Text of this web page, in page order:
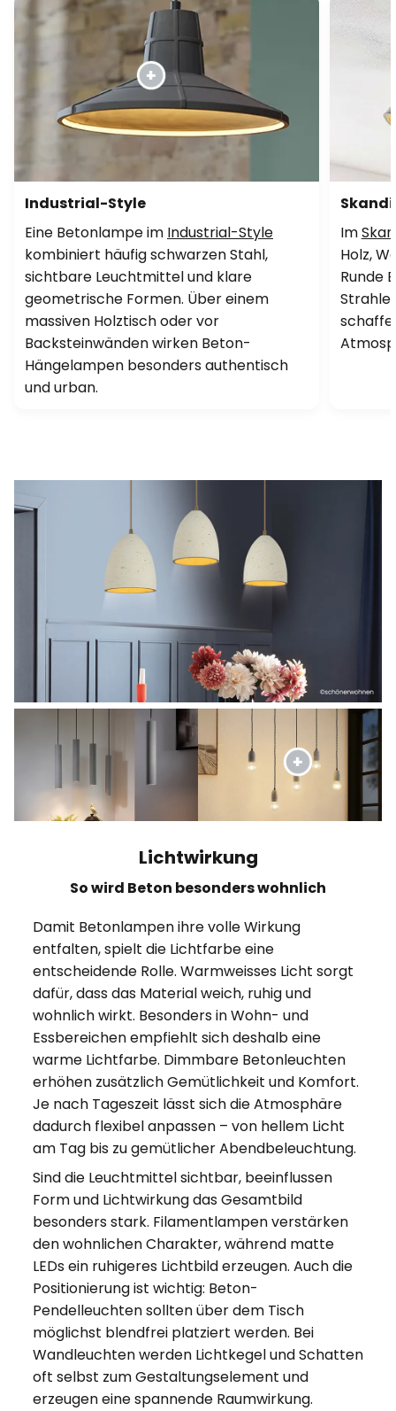
Industrial-Style
Eine Betonlampe im Industrial-Style
kombiniert häufig schwarzen Stahl,
sichtbare Leuchtmittel und klare
geometrische Formen. Über einem
massiven Holztisch oder vor
Backsteinwänden wirken Beton-
Hängelampen besonders authentisch
und urban.
Im
Holz,
Runde
Lichtwirkung
So wird Beton besonders wohnlich
Damit Betonlampen ihre volle Wirkung
entfalten, spielt die Lichtfarbe eine
entscheidende Rolle. Warmweisses Licht sorgt
dafür, dass das Material weich, ruhig und
wohnlich wirkt. Besonders in Wohn- und
Essbereichen empfiehlt sich deshalb eine
warme Lichtfarbe. Dimmbare Betonleuchten
erhöhen zusätzlich Gemütlichkeit und Komfort.
Je nach Tageszeit lässt sich die Atmosphäre
dadurch flexibel anpassen – von hellem Licht
am Tag bis zu gemütlicher Abendbeleuchtung.
Sind die Leuchtmittel sichtbar, beeinflussen
Form und Lichtwirkung das Gesamtbild
besonders stark. Filamentlampen verstärken
den wohnlichen Charakter, während matte
LEDs ein ruhigeres Lichtbild erzeugen. Auch die
Positionierung ist wichtig: Beton-
Pendelleuchten sollten über dem Tisch
möglichst blendfrei platziert werden. Bei
Wandleuchten werden Lichtkegel und Schatten
oft selbst zum Gestaltungselement und
erzeugen eine spannende Raumwirkung.